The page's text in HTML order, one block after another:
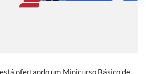
ofertando um Minicurso Básico de